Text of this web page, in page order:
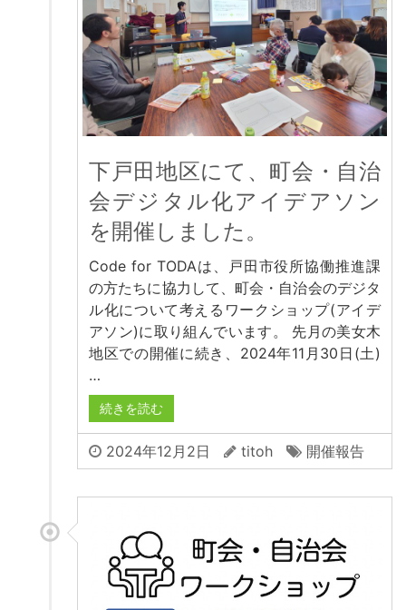
下戸田地区にて、町会・自治
会デジタル化アイデアソン
を開催しました。
Code for TODAは、戸田市役所協働推進課
の方たちに協力して、町会・自治会のデジタ
ル化について考えるワークショップ(アイデ
アソン)に取り組んでいます。 先月の美女木
地区での開催に続き、2024年11月30日(土)
…
続きを読む
2024年12月2日 titoh 開催報告